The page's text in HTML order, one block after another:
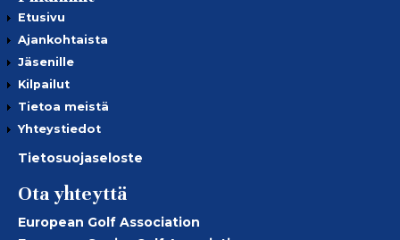
Etusivu
Ajankohtaista
Jäsenille
Kilpailut
Tietoa meistä
Yhteystiedot
Tietosuojaseloste
Ota yhteyttä
European Golf Association